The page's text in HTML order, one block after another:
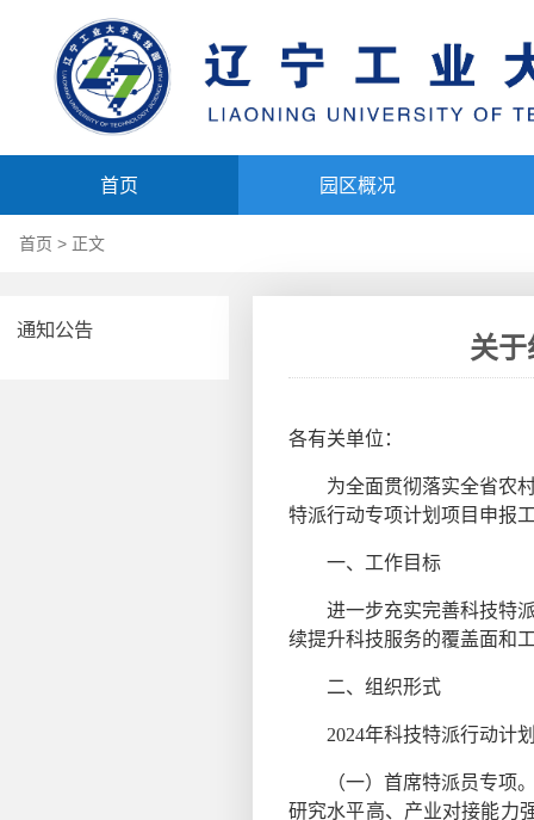
首页 园区概况
首页 > 正文
通知公告
关于
各有关单位：
为全面贯彻落实全省农村
特派行动专项计划项目申报
一、工作目标
进一步充实完善科技特派
续提升科技服务的覆盖面和
二、组织形式
2024年科技特派行动计划
（一）首席特派员专项。
研究水平高、产业对接能力